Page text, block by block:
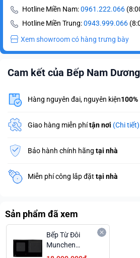
Hotline Miền Nam:0961.222.066
Hotline Miền Trung:0943.999.066
Xem showroom có hàng trưng bày
Cam kết của Bếp Nam Dương
Hàng nguyên đai, nguyên kiện100%
Giao hàng miễn phítận nơi (Chi tiết)
Bảo hành chính hãng tại nhà
Miễn phí công lắp đặt tại nhà
Sản phẩm đã xem
Bếp Từ Đôi
Munchen
GM8226 Cảnh